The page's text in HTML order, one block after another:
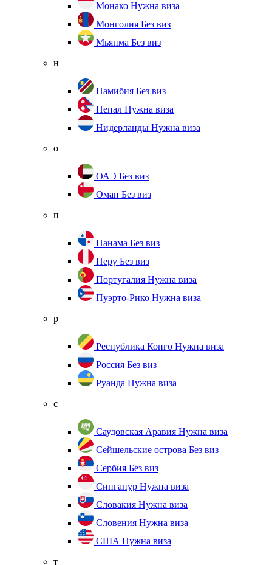
Монако Нужна виза
Монголия Без виз
Мьянма Без виз
н
Намибия Без виз
Непал Нужна виза
Нидерланды Нужна виза
о
ОАЭ Без виз
Оман Без виз
п
Панама Без виз
Перу Без виз
Португалия Нужна виза
Пуэрто-Рико Нужна виза
р
Республика Конго Нужна виза
Россия Без виз
Руанда Нужна виза
с
Саудовская Аравия Нужна виза
Сейшельские острова Без виз
Сербия Без виз
Сингапур Нужна виза
Словакия Нужна виза
Словения Нужна виза
США Нужна виза
т